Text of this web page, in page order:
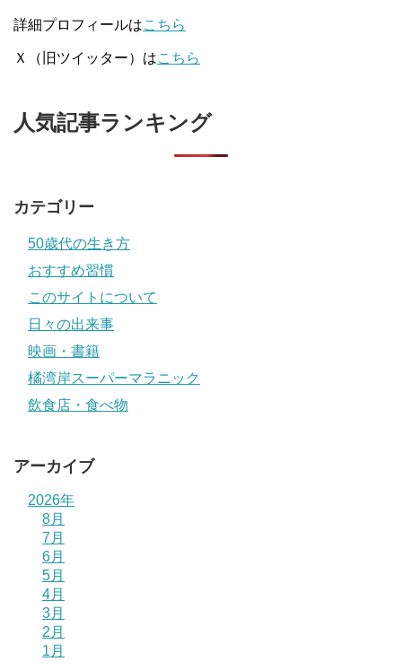
詳細プロフィールはこちら
Ｘ（旧ツイッター）はこちら
人気記事ランキング
カテゴリー
50歳代の生き方
おすすめ習慣
このサイトについて
日々の出来事
映画・書籍
橘湾岸スーパーマラニック
飲食店・食べ物
アーカイブ
2026年
8月
7月
6月
5月
4月
3月
2月
1月